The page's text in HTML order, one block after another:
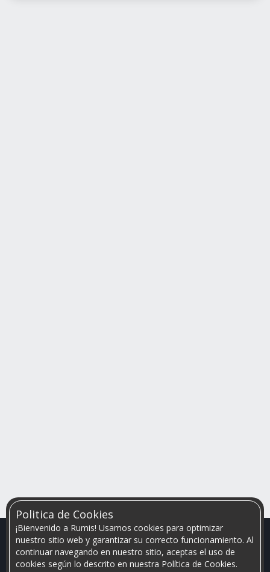
Politica de Cookies
¡Bienvenido a Rumis! Usamos cookies para optimizar
nuestro sitio web y garantizar su correcto funcionamiento. Al
continuar navegando en nuestro sitio, aceptas el uso de
cookies según lo descrito en nuestra Política de Cookies.